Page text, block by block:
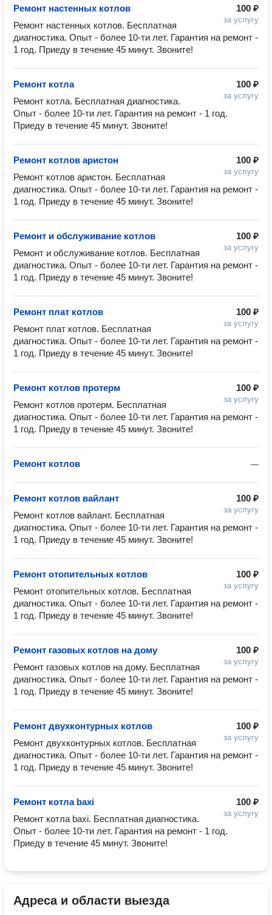
100 ₽
за услугу
Ремонт настенных котлов
Ремонт настенных котлов. Бесплатная
диагностика. Опыт - более 10-ти лет. Гарантия на ремонт -
1 год. Приеду в течение 45 минут. Звоните!
100 ₽
за услугу
Ремонт котла
Ремонт котла. Бесплатная диагностика.
Опыт - более 10-ти лет. Гарантия на ремонт - 1 год.
Приеду в течение 45 минут. Звоните!
100 ₽
за услугу
Ремонт котлов аристон
Ремонт котлов аристон. Бесплатная
диагностика. Опыт - более 10-ти лет. Гарантия на ремонт -
1 год. Приеду в течение 45 минут. Звоните!
100 ₽
за услугу
Ремонт и обслуживание котлов
Ремонт и обслуживание котлов. Бесплатная
диагностика. Опыт - более 10-ти лет. Гарантия на ремонт -
1 год. Приеду в течение 45 минут. Звоните!
100 ₽
за услугу
Ремонт плат котлов
Ремонт плат котлов. Бесплатная
диагностика. Опыт - более 10-ти лет. Гарантия на ремонт -
1 год. Приеду в течение 45 минут. Звоните!
100 ₽
за услугу
Ремонт котлов протерм
Ремонт котлов протерм. Бесплатная
диагностика. Опыт - более 10-ти лет. Гарантия на ремонт -
1 год. Приеду в течение 45 минут. Звоните!
—
Ремонт котлов
100 ₽
за услугу
Ремонт котлов вайлант
Ремонт котлов вайлант. Бесплатная
диагностика. Опыт - более 10-ти лет. Гарантия на ремонт -
1 год. Приеду в течение 45 минут. Звоните!
100 ₽
за услугу
Ремонт отопительных котлов
Ремонт отопительных котлов. Бесплатная
диагностика. Опыт - более 10-ти лет. Гарантия на ремонт -
1 год. Приеду в течение 45 минут. Звоните!
100 ₽
за услугу
Ремонт газовых котлов на дому
Ремонт газовых котлов на дому. Бесплатная
диагностика. Опыт - более 10-ти лет. Гарантия на ремонт -
1 год. Приеду в течение 45 минут. Звоните!
100 ₽
за услугу
Ремонт двухконтурных котлов
Ремонт двухконтурных котлов. Бесплатная
диагностика. Опыт - более 10-ти лет. Гарантия на ремонт -
1 год. Приеду в течение 45 минут. Звоните!
100 ₽
за услугу
Ремонт котла baxi
Ремонт котла baxi. Бесплатная диагностика.
Опыт - более 10-ти лет. Гарантия на ремонт - 1 год.
Приеду в течение 45 минут. Звоните!
Адреса и области выезда